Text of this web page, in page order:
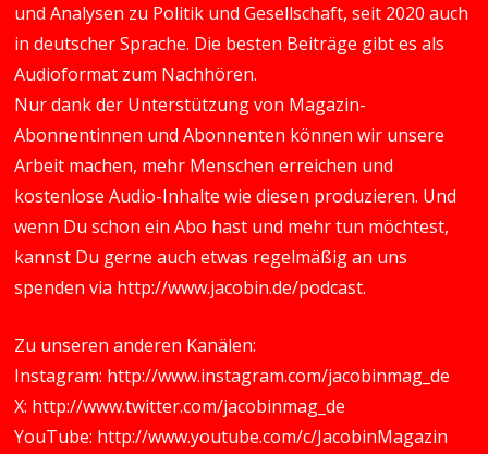
und Analysen zu Politik und Gesellschaft, seit 2020 auch
in deutscher Sprache. Die besten Beiträge gibt es als
Audioformat zum Nachhören.
Nur dank der Unterstützung von Magazin-
Abonnentinnen und Abonnenten können wir unsere
Arbeit machen, mehr Menschen erreichen und
kostenlose Audio-Inhalte wie diesen produzieren. Und
wenn Du schon ein Abo hast und mehr tun möchtest,
kannst Du gerne auch etwas regelmäßig an uns
spenden via http://www.jacobin.de/podcast.
Zu unseren anderen Kanälen:
Instagram: http://www.instagram.com/jacobinmag_de
X: http://www.twitter.com/jacobinmag_de
YouTube: http://www.youtube.com/c/JacobinMagazin